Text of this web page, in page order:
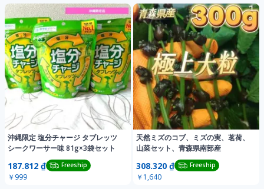
沖縄限定 塩分チャージ タブレッツ
シークワーサー味 81g×3袋セット
187.812 ₫ Freeship
￥999
天然ミズのコブ、ミズの実、茗荷、
山菜セット、青森県南部産
308.320 ₫ Freeship
￥1,640